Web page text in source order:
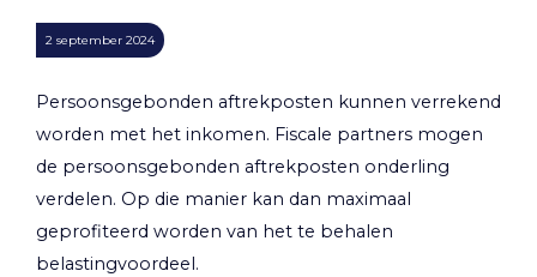
2 september 2024
Persoonsgebonden aftrekposten kunnen verrekend
worden met het inkomen. Fiscale partners mogen
de persoonsgebonden aftrekposten onderling
verdelen. Op die manier kan dan maximaal
geprofiteerd worden van het te behalen
belastingvoordeel.